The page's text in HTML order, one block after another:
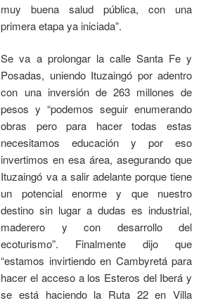
muy buena salud pública, con una
primera etapa ya iniciada”.
Se va a prolongar la calle Santa Fe y
Posadas, uniendo Ituzaingó por adentro
con una inversión de 263 millones de
pesos y “podemos seguir enumerando
obras pero para hacer todas estas
necesitamos educación y por eso
invertimos en esa área, asegurando que
Ituzaingó va a salir adelante porque tiene
un potencial enorme y que nuestro
destino sin lugar a dudas es industrial,
maderero y con desarrollo del
ecoturismo”. Finalmente dijo que
“estamos invirtiendo en Cambyretá para
hacer el acceso a los Esteros del Iberá y
se está haciendo la Ruta 22 en Villa